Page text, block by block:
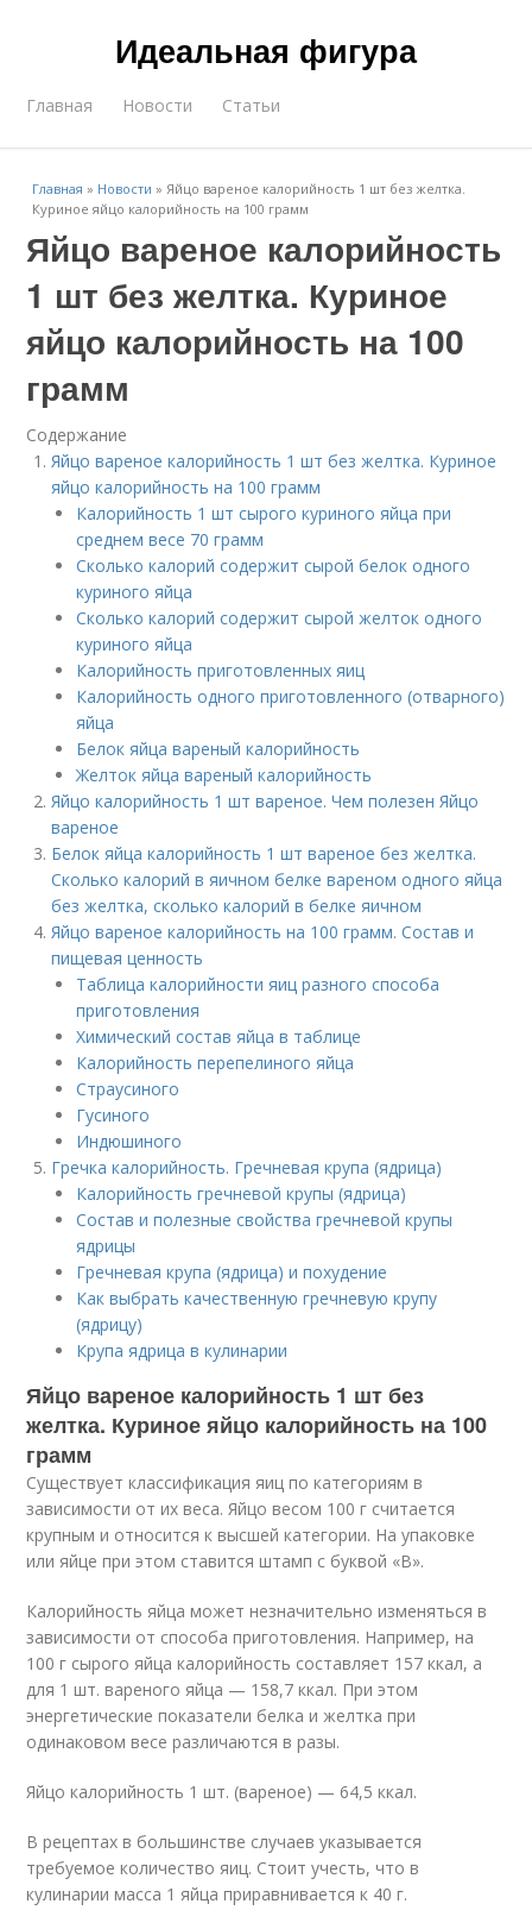
Идеальная фигура
Главная Новости Статьи
Главная » Новости »Яйцо вареное калорийность 1 шт без желтка.
Куриное яйцо калорийность на 100 грамм
Яйцо вареное калорийность
1 шт без желтка. Куриное
яйцо калорийность на 100
грамм
Содержание
Яйцо вареное калорийность 1 шт без желтка. Куриное
яйцо калорийность на 100 грамм
Калорийность 1 шт сырого куриного яйца при
среднем весе 70 грамм
Сколько калорий содержит сырой белок одного
куриного яйца
Сколько калорий содержит сырой желток одного
куриного яйца
Калорийность приготовленных яиц
Калорийность одного приготовленного (отварного)
яйца
Белок яйца вареный калорийность
Желток яйца вареный калорийность
Яйцо калорийность 1 шт вареное. Чем полезен Яйцо
вареное
Белок яйца калорийность 1 шт вареное без желтка.
Сколько калорий в яичном белке вареном одного яйца
без желтка, сколько калорий в белке яичном
Яйцо вареное калорийность на 100 грамм. Состав и
пищевая ценность
Таблица калорийности яиц разного способа
приготовления
Химический состав яйца в таблице
Калорийность перепелиного яйца
Страусиного
Гусиного
Индюшиного
Гречка калорийность. Гречневая крупа (ядрица)
Калорийность гречневой крупы (ядрица)
Состав и полезные свойства гречневой крупы
ядрицы
Гречневая крупа (ядрица) и похудение
Как выбрать качественную гречневую крупу
(ядрицу)
Крупа ядрица в кулинарии
Яйцо вареное калорийность 1 шт без
желтка. Куриное яйцо калорийность на 100
грамм
Существует классификация яиц по категориям в
зависимости от их веса. Яйцо весом 100 г считается
крупным и относится к высшей категории. На упаковке
или яйце при этом ставится штамп с буквой «В».
Калорийность яйца может незначительно изменяться в
зависимости от способа приготовления. Например, на
100 г сырого яйца калорийность составляет 157 ккал, а
для 1 шт. вареного яйца — 158,7 ккал. При этом
энергетические показатели белка и желтка при
одинаковом весе различаются в разы.
Яйцо калорийность 1 шт. (вареное) — 64,5 ккал.
В рецептах в большинстве случаев указывается
требуемое количество яиц. Стоит учесть, что в
кулинарии масса 1 яйца приравнивается к 40 г.